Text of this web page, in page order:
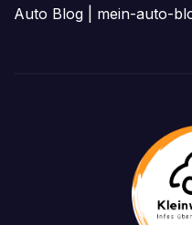
Auto Blog
mein-auto-